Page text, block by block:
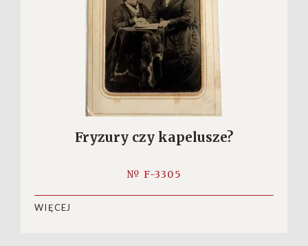
Fryzury czy kapelusze?
№ F-3305
WIĘCEJ